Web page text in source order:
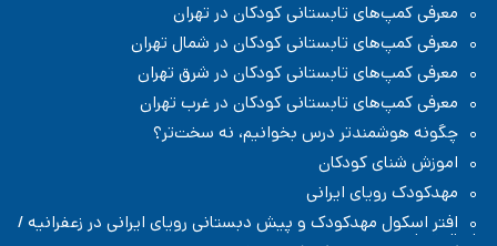
معرفی کمپ‌های تابستانی کودکان در تهران
معرفی کمپ‌های تابستانی کودکان در شمال تهران
معرفی کمپ‌های تابستانی کودکان در شرق تهران
معرفی کمپ‌های تابستانی کودکان در غرب تهران
چگونه هوشمندتر درس بخوانیم، نه سخت‌تر؟
اموزش شنای کودکان
مهدکودک رویای ایرانی
افتر اسکول مهدکودک و پیش دبستانی رویای ایرانی در زعفرانیه /
شمال تهران